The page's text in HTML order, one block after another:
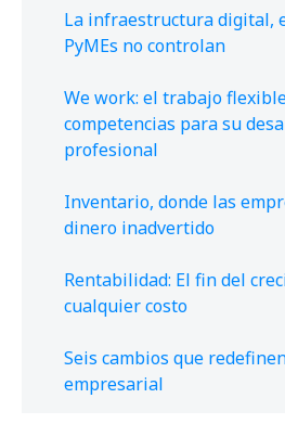
La infraestructura digital,
PyMEs no controlan
We work: el trabajo
competencias para su
profesional
Inventario, donde las
dinero inadvertido
Rentabilidad: El fin del
cualquier costo
Seis cambios que
empresarial